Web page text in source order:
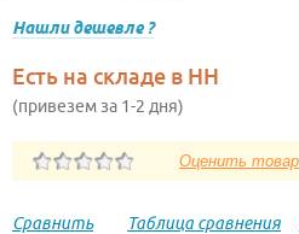
Нашли дешевле ?
Есть на складе в НН
(привезем за 1-2 дня)
Сравнить Таблица сравнения